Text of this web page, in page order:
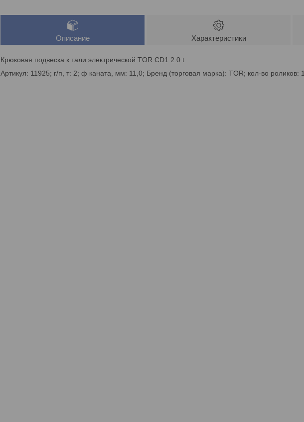
Описание Характеристики
Крюковая подвеска к тали электрической TOR CD1 2.0 t
Артикул: 11925; г/п, т: 2; ф каната, мм: 11,0; Бренд (торговая марка): TOR; кол-во роликов: 1